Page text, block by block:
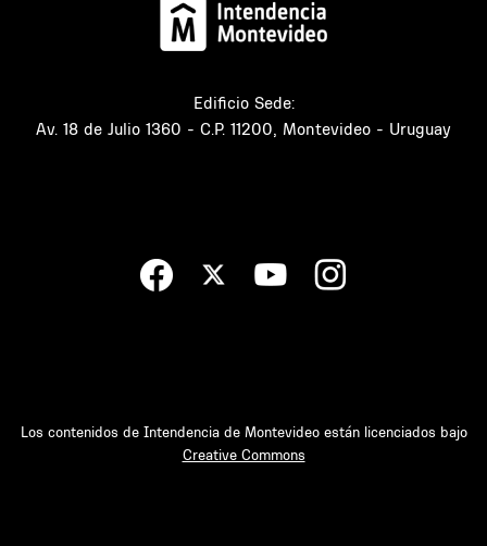
Edificio Sede:
Av. 18 de Julio 1360 - C.P. 11200, Montevideo - Uruguay
Los contenidos de Intendencia de Montevideo están licenciados bajo
Creative Commons